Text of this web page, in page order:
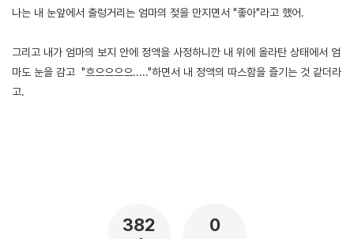
나는 내 눈앞에서 출렁거리는 엄마의 젖을 만지면서 "좋아"라고 했어.
그리고 내가 엄마의 보지 안에 정액을 사정하니깐 내 위에 올라탄 상태에서 엄
마도 눈을 감고 "흐으으으으....."하면서 내 정액의 따스함을 즐기는 것 같더라
고.
382 0